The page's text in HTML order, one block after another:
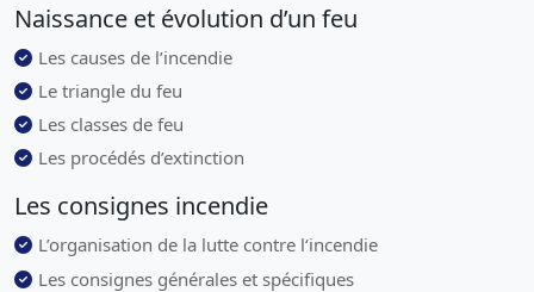
Naissance et évolution d’un feu
Les causes de l’incendie
Le triangle du feu
Les classes de feu
Les procédés d’extinction
Les consignes incendie
L’organisation de la lutte contre l‘incendie
Les consignes générales et spécifiques